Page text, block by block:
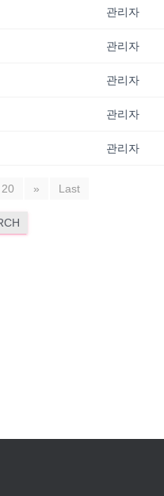
관리자
관리자
관리자
관리자
관리자
20 » Last